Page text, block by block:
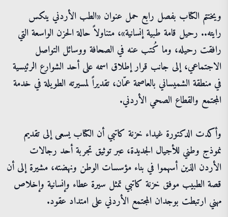
ويختتم الكتاب بفصل رابع حمل عنوان «الطب الأردني ينكس
رايته.. رحيل قامة طبية إنسانية»، متناولاً حالة الحزن الواسعة التي
رافقت رحيله، وما كُتب عنه في الصحافة ووسائل التواصل
الاجتماعي، إلى جانب قرار إطلاق اسمه على أحد الشوارع الرئيسية
في منطقة الشميساني بالعاصمة عمّان، تقديراً لمسيرته الطويلة في خدمة
المجتمع والقطاع الصحي الأردني.
وأكدت الدكتورة غيداء خزنة كاتبي أن الكتاب يسعى إلى تقديم
نموذج وطني للأجيال الجديدة، عبر توثيق تجربة أحد رجالات
الأردن الذين أسهموا في بناء مؤسسات الوطن ونهضته، مشيرة إلى أن
قصة الطبيب موفق خزنة كاتبي تمثل سيرة عطاء وإنسانية وإخلاص
مهني ارتبطت بوجدان المجتمع الأردني على امتداد عقود.